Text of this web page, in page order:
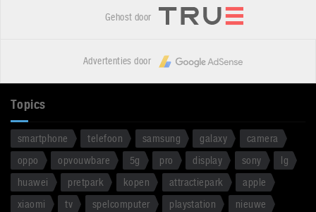
Gehost door
Advertenties door
Topics
smartphone telefoon samsung galaxy
camera
oppo
opvouwbare 5g pro display sony
lg
huawei
pretpark kopen attractiepark
apple
xiaomi
tv spelcomputer playstation
nieuwe